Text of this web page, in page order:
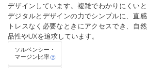
イオンカード会員さま
キャンペーン一覧
コラム
デザインしています。複雑でわかりにくいと
デジタルとデザインの力でシンプルに、直
トレスなく必要なときにアクセスでき、自
品性やUXを追求しています。
ソルベンシー・
マージン比率